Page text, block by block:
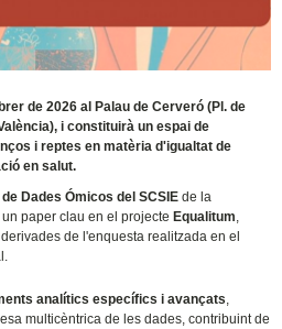
de 2026 al Palau de Cerveró (Pl. de
i constituirà un espai de
i reptes en matèria d'igualtat de
en salut.
Dades Ómicos del SCSIE de la
paper clau en el projecte Equalitum,
de l'enquesta realitzada en el
analítics específics i avançats,
multicèntrica de les dades, contribuint de